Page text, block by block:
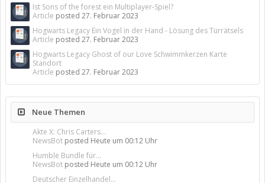
Ist Sons of the forest ein Multiplayer-Spiel?
Article posted 27. Februar 2023
Hogwarts Legacy Ein Vogel in der Hand - Lösung des Türrätsels
Article posted 27. Februar 2023
Hogwarts Legacy Ghost of our Love Schwimmkerzen Karte
Standort
Article posted 27. Februar 2023
Neue Themen
Akte X: Chris Carters...
NewsBot posted Heute um 00:12 Uhr
Humble Bundle für...
NewsBot posted Heute um 00:12 Uhr
Deutscher Einzelhandel...